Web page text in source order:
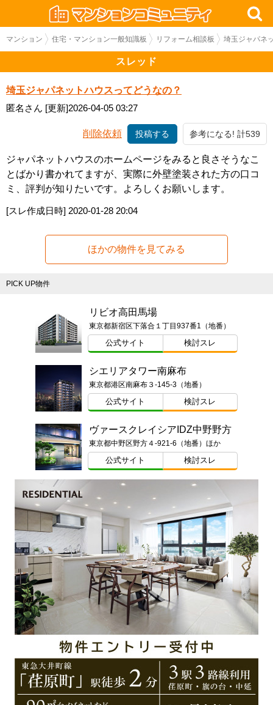
マンション 住宅・マンション一般知識板 リフォーム相談板 埼玉ジャパネ
スレッド
埼玉ジャパネットハウスってどうなの？
匿名さん [更新]2026-04-05 03:27
削除依頼 投稿する 参考になる! 計539
ジャパネットハウスのホームページをみると良さそうなこ
とばかり書かれてますが、実際に外壁塗装された方の口コ
ミ、評判が知りたいです。よろしくお願いします。
[スレ作成日時] 2020-01-28 20:04
ほかの物件を見てみる
PICK UP物件
リビオ高田馬場
東京都新宿区下落合１丁目937番1（地番）
公式サイト 検討スレ
シエリアタワー南麻布
東京都港区南麻布３-145-3（地番）
公式サイト 検討スレ
ヴァースクレイシアIDZ中野野方
東京都中野区野方４-921-6（地番）ほか
公式サイト 検討スレ